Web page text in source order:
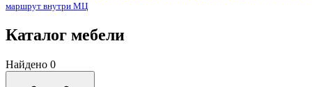
маршрут внутри МЦ
Каталог мебели
Найдено 0